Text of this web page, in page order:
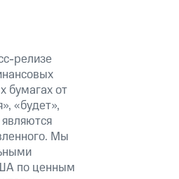
релизе
бумагах от
«будет»,
Мы
по ценным